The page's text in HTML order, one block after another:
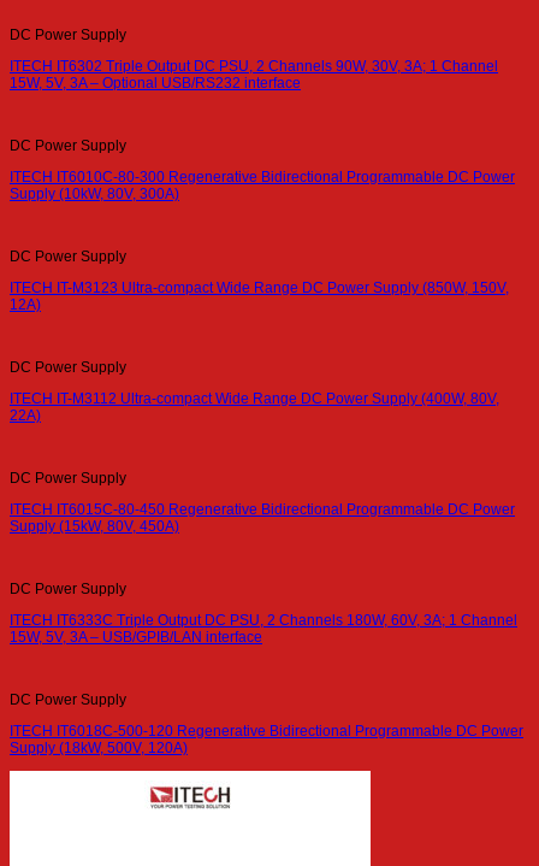
DC Power Supply
ITECH IT6302 Triple Output DC PSU, 2 Channels 90W, 30V, 3A; 1 Channel
15W, 5V, 3A – Optional USB/RS232 interface
DC Power Supply
ITECH IT6010C-80-300 Regenerative Bidirectional Programmable DC Power
Supply (10kW, 80V, 300A)
DC Power Supply
ITECH IT-M3123 Ultra-compact Wide Range DC Power Supply (850W, 150V,
12A)
DC Power Supply
ITECH IT-M3112 Ultra-compact Wide Range DC Power Supply (400W, 80V,
22A)
DC Power Supply
ITECH IT6015C-80-450 Regenerative Bidirectional Programmable DC Power
Supply (15kW, 80V, 450A)
DC Power Supply
ITECH IT6333C Triple Output DC PSU, 2 Channels 180W, 60V, 3A; 1 Channel
15W, 5V, 3A – USB/GPIB/LAN interface
DC Power Supply
ITECH IT6018C-500-120 Regenerative Bidirectional Programmable DC Power
Supply (18kW, 500V, 120A)